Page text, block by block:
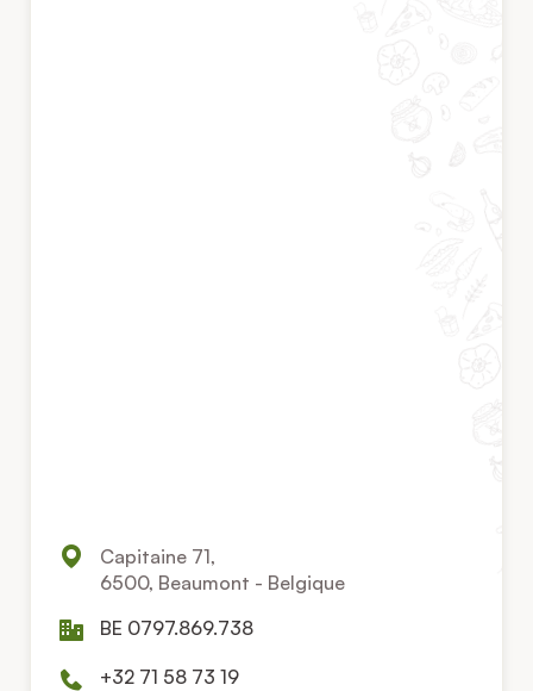
Capitaine 71,
6500, Beaumont - Belgique
BE 0797.869.738
+32 71 58 73 19